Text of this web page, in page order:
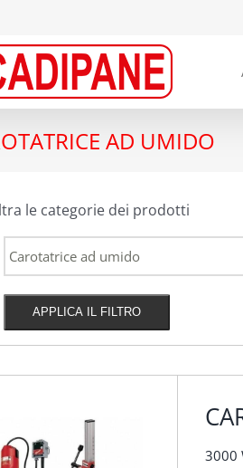
AD UMIDO
le categorie dei prodotti
APPLICA IL FILTRO
3000